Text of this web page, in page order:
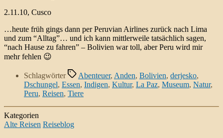
2.11.10, Cusco
…heute früh gings dann per Peruvian Airlines zurück nach Lima
und zum “Alltag”… und ich kann mittlerweile tatsächlich sagen,
“nach Hause zu fahren” – Bolivien war toll, aber Peru wird mir
mehr fehlen 😉
Schlagwörter Abenteuer, Anden, Bolivien, derjesko,
Dschungel, Essen, Indigen, Kultur, La Paz, Museum, Natur,
Peru, Reisen, Tiere
Kategorien
Alte Reisen Reiseblog